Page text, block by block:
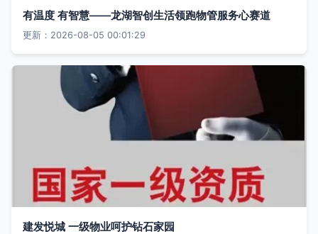
有温度 有智慧——龙湖智创生活领跑物管服务心赛道
更新：2026-08-05 00:01:29
建发悦城 一级物业呵护钻石家园